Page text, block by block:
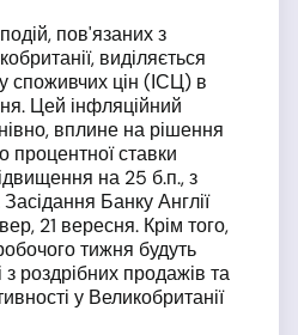
пов'язаних з
виділяється
споживчих цін (ІСЦ) в
Цей інфляційний
вплине на рішення
процентної ставки
на 25 б.п., з
Банку Англії
21 вересня. Крім того,
тижня будуть
з роздрібних продажів та
у Великобританії